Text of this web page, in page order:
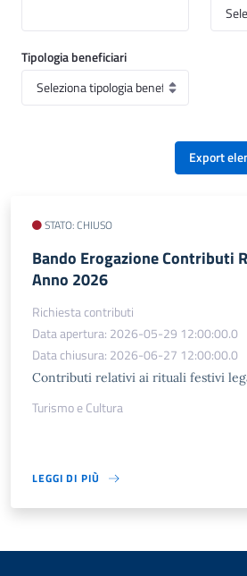
Tipologia beneficiari
Export
STATO: CHIUSO
Bando Erogazione Contributi
Anno 2026
Richiesta contributi
Data apertura: 2026-05-29 12:00:00.0
Data chiusura: 2026-06-27 12:00:00.0
Contributi relativi ai rituali festivi
Turismo e Cultura
LEGGI DI PIÙ